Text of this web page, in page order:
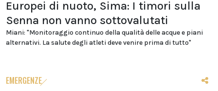
Europei di nuoto, Sima: I timori sulla
Senna non vanno sottovalutati
Miani: "Monitoraggio continuo della qualità delle acque e piani
alternativi. La salute degli atleti deve venire prima di tutto"
EMERGENZE